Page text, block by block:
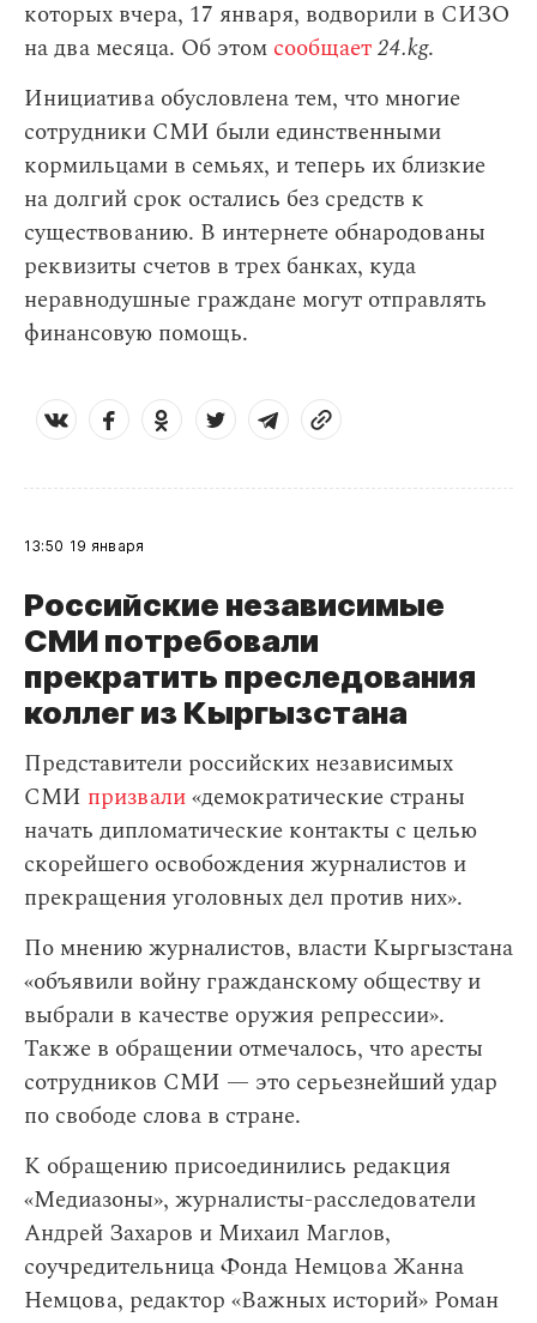
которых вчера, 17 января, водворили в СИЗО
на два месяца. Об этом сообщает24.kg.
Инициатива обусловлена тем, что многие
сотрудники СМИ были единственными
кормильцами в семьях, и теперь их близкие
на долгий срок остались без средств к
существованию. В интернете обнародованы
реквизиты счетов в трех банках, куда
неравнодушные граждане могут отправлять
финансовую помощь.
13:50 19 января
Российские независимые
СМИ потребовали
прекратить преследования
коллег из Кыргызстана
Представители российских независимых
СМИ призвали«демократические страны
начать дипломатические контакты с целью
скорейшего освобождения журналистов и
прекращения уголовных дел против них».
По мнению журналистов, власти Кыргызстана
«объявили войну гражданскому обществу и
выбрали в качестве оружия репрессии».
Также в обращении отмечалось, что аресты
сотрудников СМИ — это серьезнейший удар
по свободе слова в стране.
К обращению присоединились редакция
«Медиазоны», журналисты-расследователи
Андрей Захаров и Михаил Маглов,
соучредительница Фонда Немцова Жанна
Немцова, редактор «Важных историй» Роман